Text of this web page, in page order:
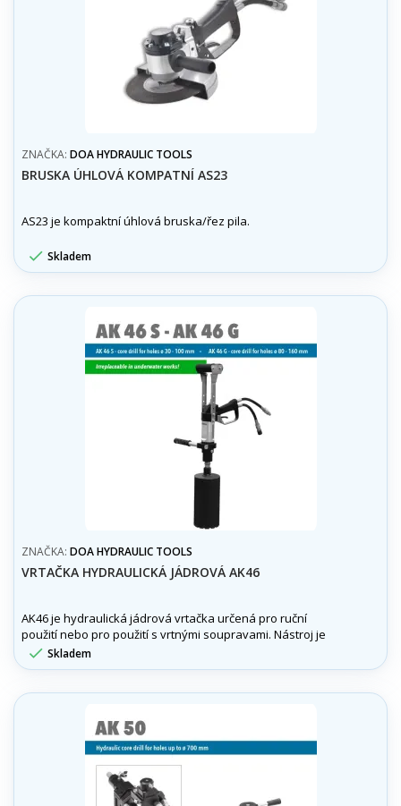
ZNAČKA: DOA HYDRAULIC TOOLS
BRUSKA ÚHLOVÁ KOMPATNÍ AS23
AS23 je kompaktní úhlová bruska/řez pila.
 Skladem
ZNAČKA: DOA HYDRAULIC TOOLS
VRTAČKA HYDRAULICKÁ JÁDROVÁ AK46
AK46 je hydraulická jádrová vrtačka určená pro ruční
použití nebo pro použití s vrtnými soupravami. Nástroj je
dostupný ve dvou konfiguracích.
 Skladem